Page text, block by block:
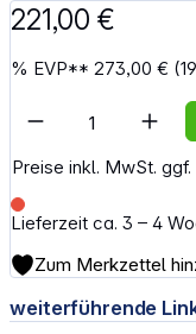
221,00 €
% EVP** 273,00 €
Preise inkl. MwSt.
Lieferzeit ca. 3 – 4
Artikel
Zum Merkzettel
weiterführende